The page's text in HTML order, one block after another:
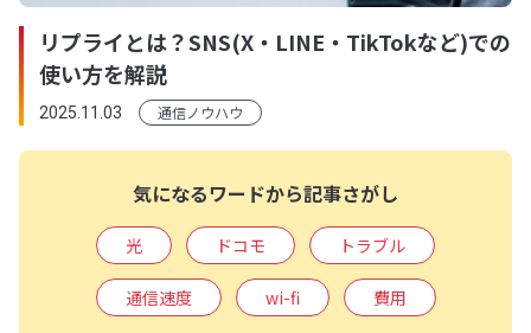
リプライとは？SNS(X・LINE・TikTokなど)での
使い方を解説
2025.11.03 通信ノウハウ
気になるワードから記事さがし
光 ドコモ トラブル
通信速度 wi-fi 費用